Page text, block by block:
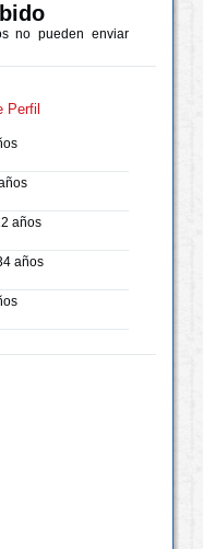
no pueden enviar
Perfil
años
años